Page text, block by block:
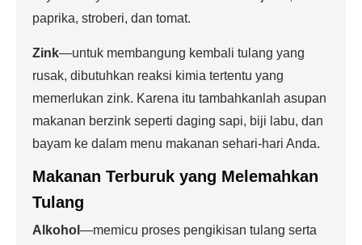
paprika, stroberi, dan tomat.
Zink—untuk membangung kembali tulang yang
rusak, dibutuhkan reaksi kimia tertentu yang
memerlukan zink. Karena itu tambahkanlah asupan
makanan berzink seperti daging sapi, biji labu, dan
bayam ke dalam menu makanan sehari-hari Anda.
Makanan Terburuk yang Melemahkan
Tulang
Alkohol —memicu proses pengikisan tulang serta